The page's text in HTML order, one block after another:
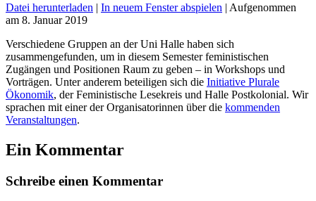
Datei herunterladen | In neuem Fenster abspielen | Aufgenommen
am 8. Januar 2019
Verschiedene Gruppen an der Uni Halle haben sich
zusammengefunden, um in diesem Semester feministischen
Zugängen und Positionen Raum zu geben – in Workshops und
Vorträgen. Unter anderem beteiligen sich die Initiative Plurale
Ökonomik, der Feministische Lesekreis und Halle Postkolonial. Wir
sprachen mit einer der Organisatorinnen über die kommenden
Veranstaltungen.
Ein Kommentar
Schreibe einen Kommentar